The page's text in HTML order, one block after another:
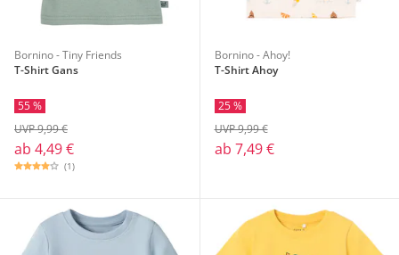
Bornino - Tiny Friends
T-Shirt Gans
55 %
ab 4,49 €
UVP 9,99 €
(1)
Bornino - Ahoy!
T-Shirt Ahoy
25 %
ab 7,49 €
UVP 9,99 €